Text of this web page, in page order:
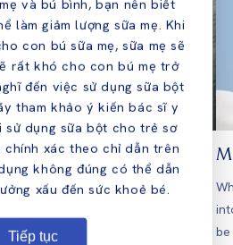
Items
want to bottle-feed, but you have
shopping for the essentials.
the go, it’s...
be
và bú bình, bạn nên biết
làm giảm lượng sữa mẹ. Khi
con bú sữa mẹ, sữa mẹ sẽ
rất khó cho con bú mẹ trở
đến việc sử dụng sữa bột
tham khảo ý kiến bác sĩ y
sử dụng sữa bột cho trẻ sơ
chính xác theo chỉ dẫn trên
không đúng có thể dẫn
xấu đến sức khoẻ bé.
Tiếp tục